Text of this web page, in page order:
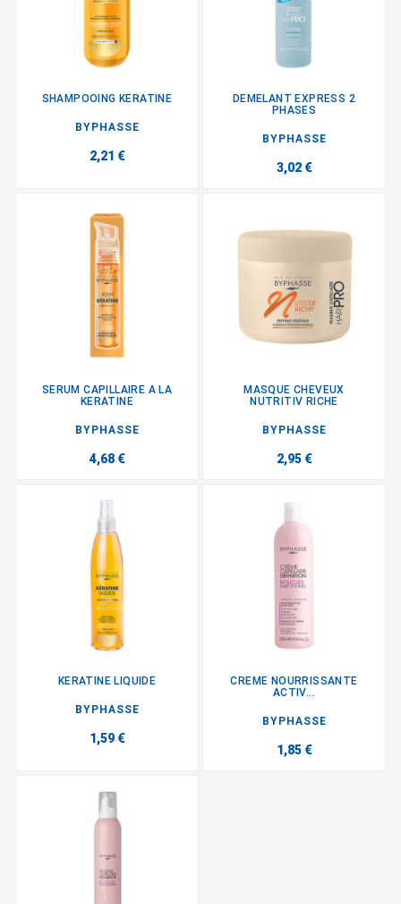
SHAMPOOING KERATINE
BYPHASSE
2,21 €
DEMELANT EXPRESS 2
PHASES
BYPHASSE
3,02 €
SERUM CAPILLAIRE A LA
KERATINE
BYPHASSE
4,68 €
MASQUE CHEVEUX
NUTRITIV RICHE
BYPHASSE
2,95 €
KERATINE LIQUIDE
BYPHASSE
1,59 €
CREME NOURRISSANTE
ACTIV...
BYPHASSE
1,85 €